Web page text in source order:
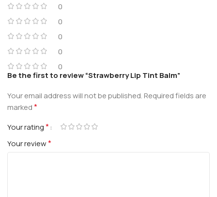
0
0
0
0
0
Be the first to review “Strawberry Lip Tint Balm”
Your email address will not be published.Required fields are
marked*
Your rating*
Your review*